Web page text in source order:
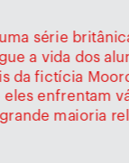
série
a vida dos
da fictícia
eles enfrentam
maioria